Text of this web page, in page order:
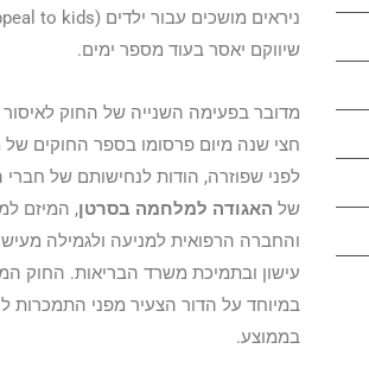
שיווקם יאסר בעוד מספר ימים.
מדובר בפעימה השנייה של החוק
לפני שפוזרה, הודות לנחישותם של חברי
של האגודה למלחמה בסרטן, המיזם
והחברה הרפואית למניעה ולגמילה
עישון ובתמיכת משרד הבריאות. החוק
בממוצע.